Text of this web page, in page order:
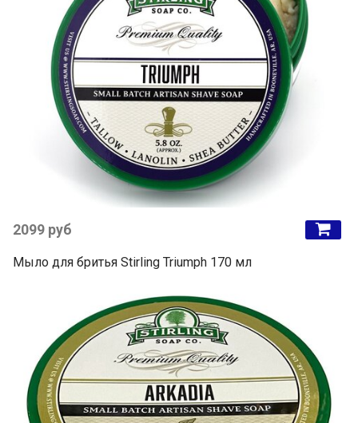
2099 руб
Мыло для бритья Stirling Triumph 170 мл